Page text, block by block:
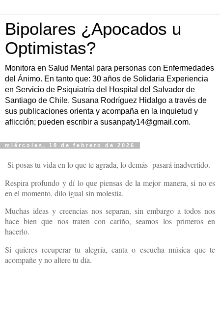
Bipolares ¿Apocados u
Optimistas?
Monitora en Salud Mental para personas con Enfermedades
del Ánimo. En tanto que: 30 años de Solidaria Experiencia
en Servicio de Psiquiatría del Hospital del Salvador de
Santiago de Chile. Susana Rodríguez Hidalgo a través de
sus publicaciones orienta y acompaña en la inquietud y
aflicción; pueden escribir a susanpaty14@gmail.com.
miércoles, 18 de febrero de 2026
Si posas tu vida en lo que te agrada, lo demás pasará inadvertido.
Respira profundo y dí lo que piensas de la mejor manera, si no es
en el momento, dilo igual sin molestia.
Muchas ideas y creencias nos separan, sin embargo a todos nos
hace bien que nos traten con cariño, seamos los primeros en
hacerlo.
Si quieres recuperar tu alegría, canta o escucha música que te
acompañe y no altere tu día.